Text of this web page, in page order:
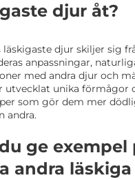
djur åt?
läskigaste djur skiljer sig
anpassningar,
med andra djur och
utvecklat unika förmågor
som gör dem mer
andra.
ge exempel
andra